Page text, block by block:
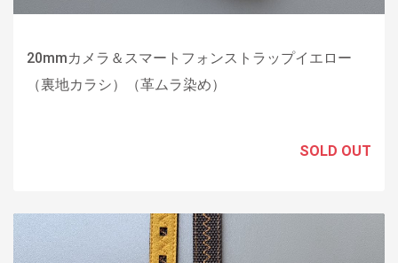
20mmカメラ＆スマートフォンストラップイエロー
（裏地カラシ）（革ムラ染め）
SOLD OUT